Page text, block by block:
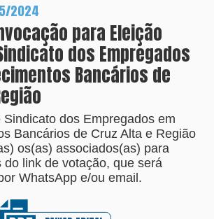
2024
para Eleição
dos Empregados
Bancários de
dos Empregados em
Bancários de Cruz Alta e Região
os(as) associados(as) para
do link de votação, que será
WhatsApp e/ou email.